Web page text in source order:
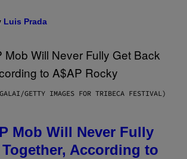
Luis Prada
GETTY IMAGES FOR TRIBECA FESTIVAL)
Mob Will Never Fully
According to